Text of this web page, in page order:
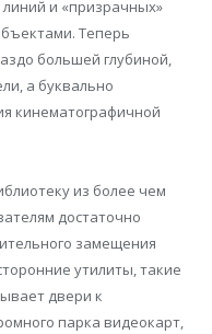
и «призрачных»
Теперь
большей глубиной,
а буквально
кинематографичной
из более чем
достаточно
замещения
утилиты, такие
двери к
парка видеокарт,